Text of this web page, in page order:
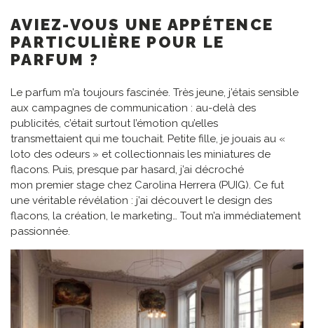
AVIEZ-VOUS UNE APPÉTENCE
PARTICULIÈRE POUR LE
PARFUM ?
Le parfum m’a toujours fascinée. Très jeune, j’étais sensible
aux campagnes de communication : au-delà des
publicités, c’était surtout l’émotion qu’elles
transmettaient qui me touchait. Petite fille, je jouais au «
loto des odeurs » et collectionnais les miniatures de
flacons. Puis, presque par hasard, j’ai décroché
mon premier stage chez Carolina Herrera (PUIG). Ce fut
une véritable révélation : j’ai découvert le design des
flacons, la création, le marketing… Tout m’a immédiatement
passionnée.